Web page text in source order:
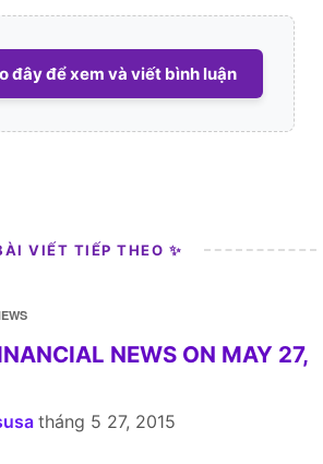
đây để xem và viết bình luận
VIẾT TIẾP THEO ✨
NEWS ON MAY 27,
tháng 5 27, 2015